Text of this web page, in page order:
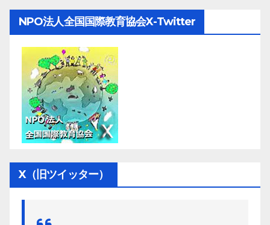
NPO法人全国国際教育協会X-Twitter
X（旧ツイッター）